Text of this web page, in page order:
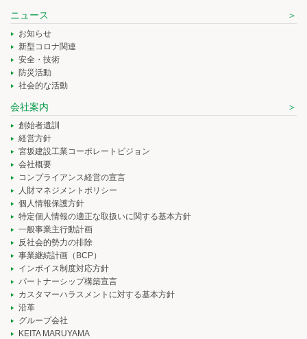
ニュース
お知らせ
新型コロナ関連
安全・技術
防災活動
社会的な活動
会社案内
創始者遺訓
経営方針
宮坂建設工業コーポレートビジョン
会社概要
コンプライアンス経営の宣言
人財マネジメントポリシー
個人情報保護方針
特定個人情報の適正な取扱いに関する基本方針
一般事業主行動計画
反社会的勢力の排除
事業継続計画（BCP）
インボイス制度対応方針
パートナーシップ構築宣言
カスタマーハラスメントに対する基本方針
沿革
グループ会社
KEITA MARUYAMA